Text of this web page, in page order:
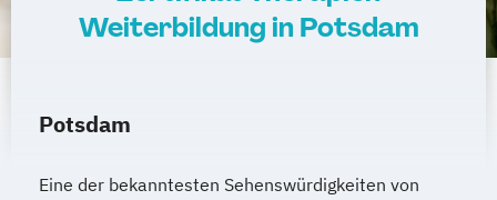
Weiterbildung in Potsdam
Potsdam
Eine der bekanntesten Sehenswürdigkeiten von